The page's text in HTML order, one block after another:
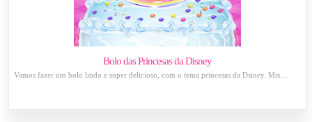
Bolo das Princesas da Disney
Vamos fazer um bolo lindo e super delicioso, com o tema princesas da Dsiney. Mis...